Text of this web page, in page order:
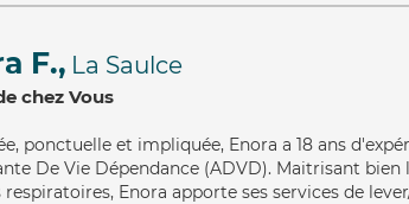
F., La Saulce
chez Vous
, ponctuelle et impliquée, Enora a 18 ans
De Vie Dépendance (ADVD). Maitrisant
Enora apporte ses services de